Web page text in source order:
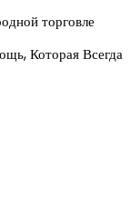
торговле
Которая Всегда